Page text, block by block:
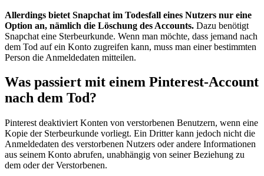
Allerdings bietet Snapchat im Todesfall eines Nutzers nur eine
Option an, nämlich die Löschung des Accounts. Dazu benötigt
Snapchat eine Sterbeurkunde. Wenn man möchte, dass jemand nach
dem Tod auf ein Konto zugreifen kann, muss man einer bestimmten
Person die Anmeldedaten mitteilen.
Was passiert mit einem Pinterest-Account
nach dem Tod?
Pinterest deaktiviert Konten von verstorbenen Benutzern, wenn eine
Kopie der Sterbeurkunde vorliegt. Ein Dritter kann jedoch nicht die
Anmeldedaten des verstorbenen Nutzers oder andere Informationen
aus seinem Konto abrufen, unabhängig von seiner Beziehung zu
dem oder der Verstorbenen.